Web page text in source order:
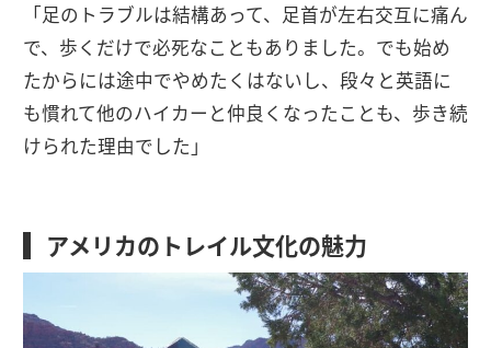
「足のトラブルは結構あって、足首が左右交互に痛ん
で、歩くだけで必死なこともありました。でも始め
たからには途中でやめたくはないし、段々と英語に
も慣れて他のハイカーと仲良くなったことも、歩き続
けられた理由でした」
アメリカのトレイル文化の魅力